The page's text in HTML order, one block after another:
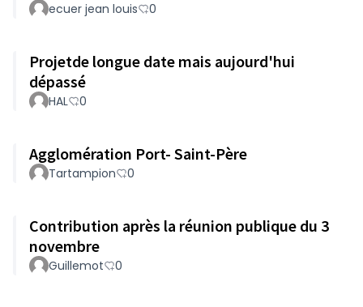
ecuer jean louis 0
Projetde longue date mais aujourd'hui
dépassé
HAL 0
Agglomération Port- Saint-Père
Tartampion 0
Contribution après la réunion publique du 3
novembre
Guillemot 0